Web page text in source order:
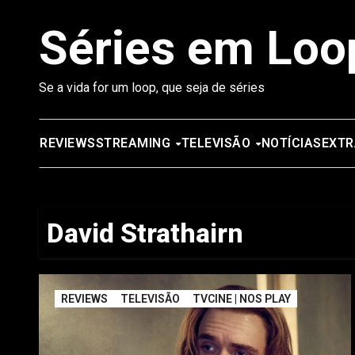
Séries em
Se a vida for um loop, que seja de séries
REVIEWSSTREAMING TELEVISÃO NOTÍCIAS
David Strathairn
REVIEWS TELEVISÃO TVCINE | NOS PLAY